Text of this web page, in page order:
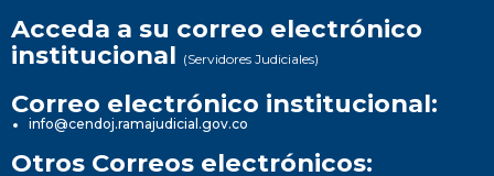
Acceda a su correo electrónico
institucional (Servidores Judiciales)
Correo electrónico institucional:
info@cendoj.ramajudicial.gov.co
Otros Correos electrónicos: